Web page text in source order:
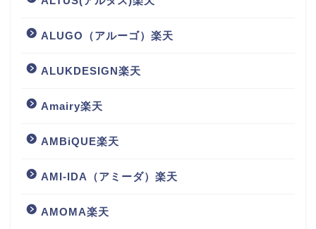
ALUGO（アルーゴ）楽天
ALUKDESIGN楽天
Amairy楽天
AMBiQUE楽天
AMI-IDA（アミーダ）楽天
AMOMA楽天